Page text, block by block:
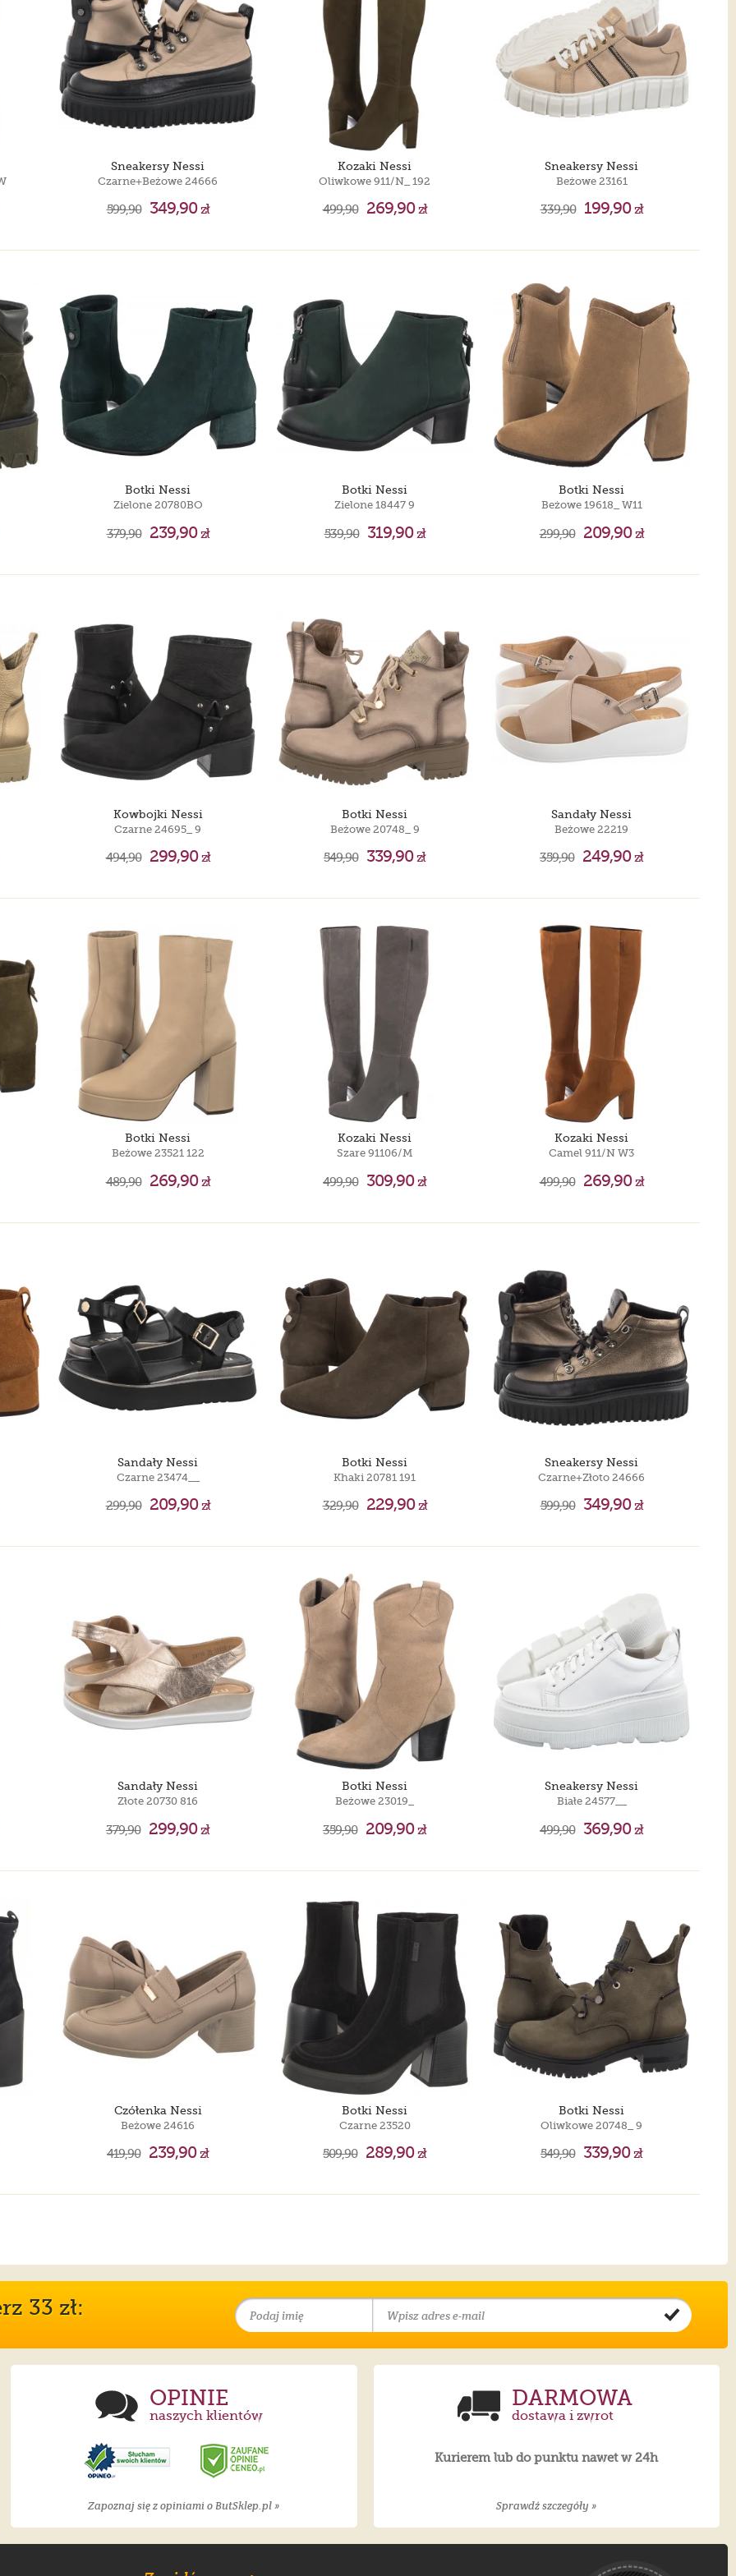
Timberland 6 IN
Puma Motorsport
Timberland 6 IN
Sneakersy Nessi
Czarne+Beżowe 24666
599,90 349,90zł
Kozaki Nessi
Oliwkowe 911/N_ 192
499,90 269,90zł
Sneakersy Nessi
Beżowe 23161
339,90 199,90zł
Botki Nessi
Zielone 20780BO
379,90 239,90zł
Botki Nessi
Zielone 18447 9
539,90 319,90zł
Botki Nessi
Beżowe 19618_ W11
299,90 209,90zł
Kowbojki Nessi
Czarne 24695_ 9
494,90 299,90zł
Botki Nessi
Beżowe 20748_ 9
549,90 339,90zł
Sandały Nessi
Beżowe 22219
359,90 249,90zł
Botki Nessi
Beżowe 23521 122
489,90 269,90zł
Kozaki Nessi
Szare 91106/M
499,90 309,90zł
Kozaki Nessi
Camel 911/N W3
499,90 269,90zł
Sandały Nessi
Czarne 23474__
299,90 209,90zł
Botki Nessi
Khaki 20781 191
329,90 229,90zł
Sneakersy Nessi
Czarne+Złoto 24666
599,90 349,90zł
Sandały Nessi
Złote 20730 816
379,90 299,90zł
Botki Nessi
Beżowe 23019_
359,90 209,90zł
Sneakersy Nessi
Białe 24577__
499,90 369,90zł
Czółenka Nessi
Beżowe 24616
419,90 239,90zł
Botki Nessi
Czarne 23520
509,90 289,90zł
Botki Nessi
Oliwkowe 20748_ 9
549,90 339,90zł
33 zł:
OPINIE
naszych klientów
Zapoznaj się z opiniami o ButSklep.pl »
DARMOWA
dostawa i zwrot
Kurierem lub do punktu nawet w 24h
Sprawdź szczegóły »